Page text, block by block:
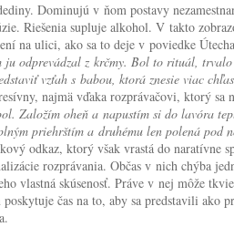
Dominujú v ňom postavy
Riešenia supluje alkohol. V takto
na ulici, ako sa to deje v poviedke
odprevádzal z krčmy. Bol to rituál,
vzťah s babou, ktorá znesie viac
najmä vďaka rozprávačovi, ktorý sa
Založím oheň a napustím si do lavóra
priehrštím a druhému len polená
odkaz, ktorý však vrastá do naratívne
rozprávania. Občas v nich chýba
skúsenosť. Práve v nej môže
čas na to, aby sa predstavili ako